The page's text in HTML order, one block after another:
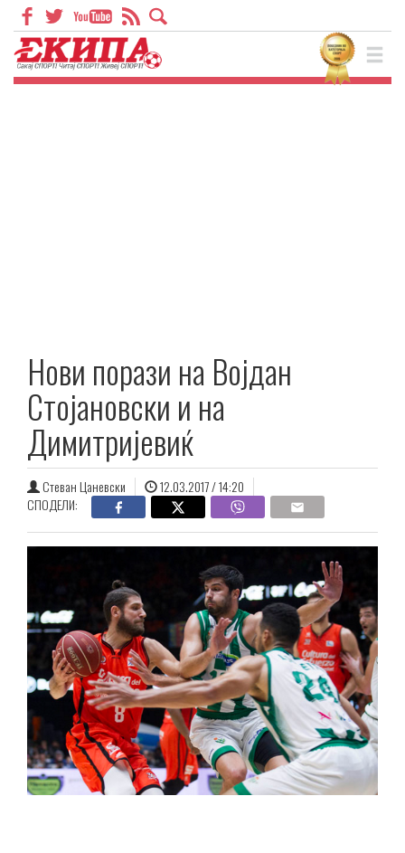
Нови порази на Војдан
Стојановски и на
Димитријевиќ
Стеван Цаневски
12.03.2017 / 14:20
СПОДЕЛИ: